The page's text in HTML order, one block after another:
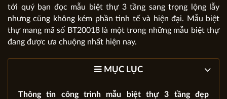
tới quý bạn đọc mẫu biệt thự 3 tầng sang trọng lộng lẫy
nhưng cũng không kém phần tinh tế và hiện đại. Mẫu biệt
thự mang mã số BT20018 là một trong những mẫu biệt thự
đang được ưa chuộng nhất hiện nay.
MỤC LỤC
Thông tin công trình mẫu biệt thự 3 tầng đẹp